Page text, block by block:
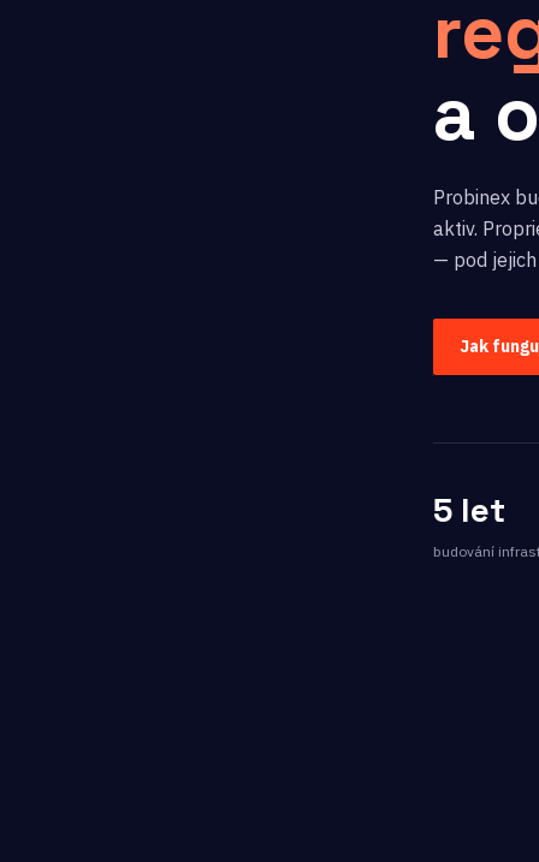
a
Probinex
aktiv.
— pod
Jak
5 let
budování